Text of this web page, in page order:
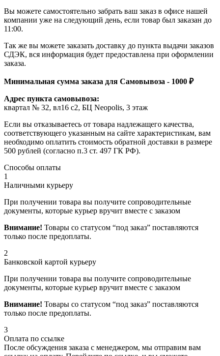
Вы можете самостоятельно забрать ваш заказ в офисе нашей
компании уже на следующий день, если товар был заказан до
11:00.
Так же вы можете заказать доставку до пункта выдачи заказов
СДЭК, вся информация будет предоставлена при оформлении
заказа.
Минимальная сумма заказа для Самовывоза - 1000 ₽
Адрес пункта самовывоза:
квартал № 32, вл16 с2, БЦ Neopolis, 3 этаж
Если вы отказываетесь от товара надлежащего качества,
соответствующего указанным на сайте характеристикам, вам
необходимо оплатить стоимость обратной доставки в размере
500 рублей (согласно п.3 ст. 497 ГК РФ).
Способы оплаты
1
Наличными курьеру
При получении товара вы получите сопроводительные
документы, которые курьер вручит вместе с заказом
Внимание! Товары со статусом “под заказ” поставляются
только после предоплаты.
2
Банковской картой курьеру
При получении товара вы получите сопроводительные
документы, которые курьер вручит вместе с заказом
Внимание! Товары со статусом “под заказ” поставляются
только после предоплаты.
3
Оплата по ссылке
После обсуждения заказа с менеджером, мы отправим вам